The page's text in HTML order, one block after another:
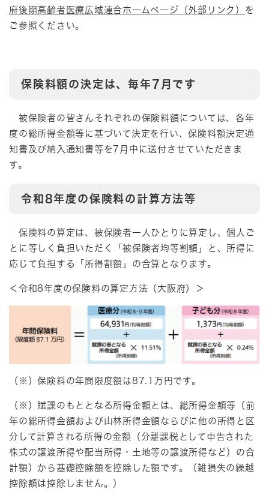
府後期高齢者医療広域連合ホームページ（外部リンク） を
ご参照ください。
保険料額の決定は、毎年7月です
被保険者の皆さんそれぞれの保険料額については、各年
度の総所得金額等に基づいて決定を行い、保険料額決定通
知書及び納入通知書等を7月中に送付させていただきま
す。
令和8年度の保険料の計算方法等
保険料の算定は、被保険者一人ひとりに算定し、個人ご
とに等しく負担いただく「被保険者均等割額」と、所得に
応じて負担する「所得割額」の合算となります。
＜令和8年度の保険料の算定方法（大阪府）＞
（※）保険料の年間限度額は87.1万円です。
（※）賦課のもととなる所得金額とは、総所得金額等（前
年の総所得金額および山林所得金額ならびに他の所得と区
分して計算される所得の金額（分離課税として申告された
株式の譲渡所得や配当所得・土地等の譲渡所得など）の合
計額）から基礎控除額を控除した額です。（雑損失の繰越
控除額は控除しません。）